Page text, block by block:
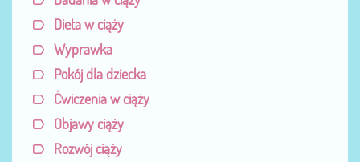
Dieta w ciąży
Wyprawka
Pokój dla dziecka
Ćwiczenia w ciąży
Objawy ciąży
Rozwój ciąży